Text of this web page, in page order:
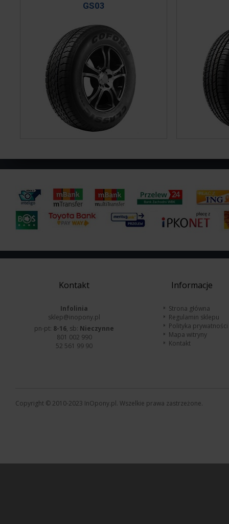
GS03
Kontakt
Infolinia
sklep@inopony.pl
pn-pt: 8-16, sb: Nieczynne
801 002 990
52 561 99 90
Informacje
Strona główna
Regulamin sklepu
Polityka prywatności
Mapa witryny
Kontakt
Copyright © 2010-2023 InOpony.pl. Wszelkie prawa zastrzeżone.